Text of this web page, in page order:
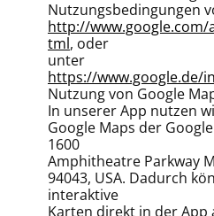
Nutzungsbedingungen
http://
tml, oder
unter
https://www.google.de/
Nutzung von Google
In unserer App nutzen
Google Maps der Google
1600
Amphitheatre Parkway
94043, USA. Dadurch
interaktive
Karten direkt in der App